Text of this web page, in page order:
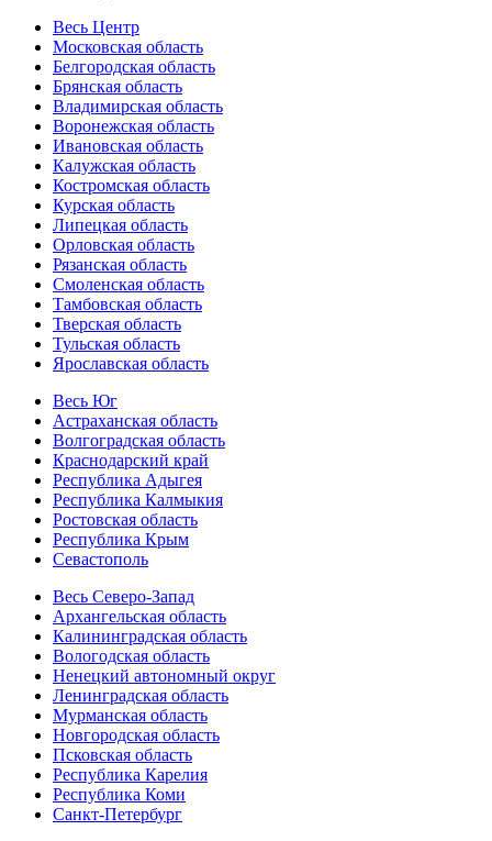
Весь Центр
Московская область
Белгородская область
Брянская область
Владимирская область
Воронежская область
Ивановская область
Калужская область
Костромская область
Курская область
Липецкая область
Орловская область
Рязанская область
Смоленская область
Тамбовская область
Тверская область
Тульская область
Ярославская область
Весь Юг
Астраханская область
Волгоградская область
Краснодарский край
Республика Адыгея
Республика Калмыкия
Ростовская область
Республика Крым
Севастополь
Весь Северо-Запад
Архангельская область
Калининградская область
Вологодская область
Ненецкий автономный округ
Ленинградская область
Мурманская область
Новгородская область
Псковская область
Республика Карелия
Республика Коми
Санкт-Петербург